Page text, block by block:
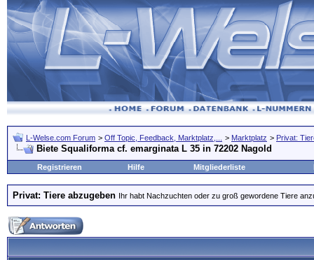
L-Welse.com Forum > Off Topic, Feedback, Marktplatz,... > Marktplatz > Privat:
Biete Squaliforma cf. emarginata L 35 in 72202 Nagold
Registrieren Hilfe Mitgliederliste
Privat: Tiere abzugeben Ihr habt Nachzuchten oder zu groß gewordene Tiere